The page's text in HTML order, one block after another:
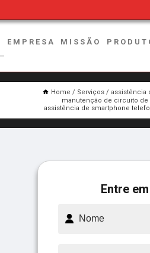
EMPRESA MISSÃO
Home Serviços
assistência
manutenção de circuito de
assistência de smartphone
Entre